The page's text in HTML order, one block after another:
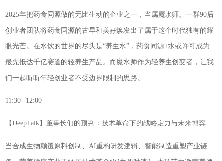
2025年把药食同源做的无比生动的企业之一，当属魔水师。一群90后
创业者团队将药食同源的古早和美好焕发出了属于这个时代独有的耀
眼光芒。在水饮的世界的尽头是“养生水”，药食同源+水或许可成为
最先抵达千亿赛道的轻养生产品。而魔水师作为轻养生创变者，让我
们一起听听年轻创业者不受边界限制的思路。
11:30--12:00
【DeepTalk】董事长们的预判：技术革命下的战略定力与未来博弈
当合成生物颠覆原料创制、AI重构研发逻辑、智能制造重塑产业链